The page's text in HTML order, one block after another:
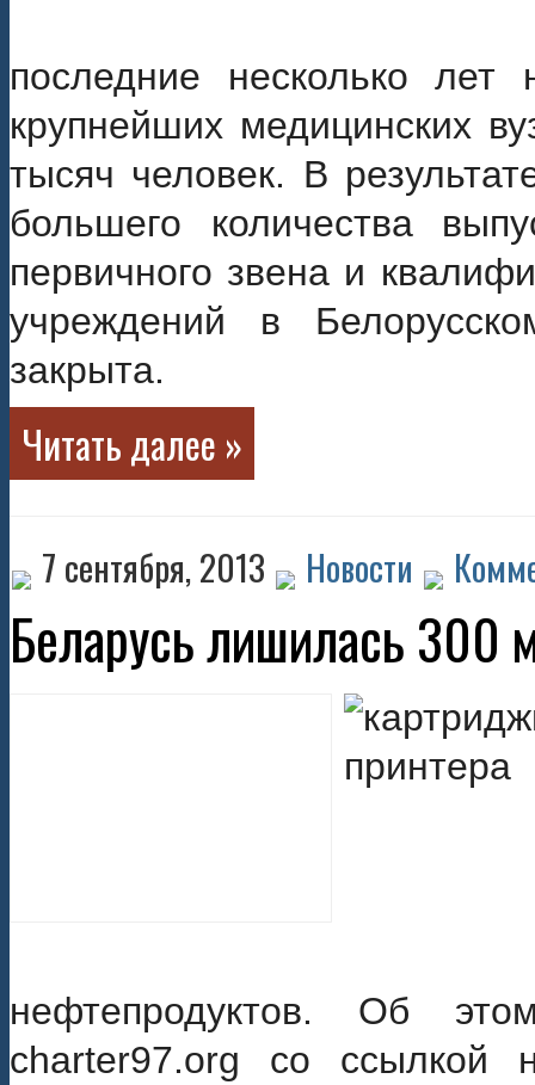
последние несколько лет
крупнейших медицинских
тысяч человек. В
большего количества
первичного звена и
учреждений в
закрыта.
Читать далее »
7 сентября, 2013 Новости
Беларусь лишилась 300
нефтепродуктов. Об
charter97.org со ссылкой